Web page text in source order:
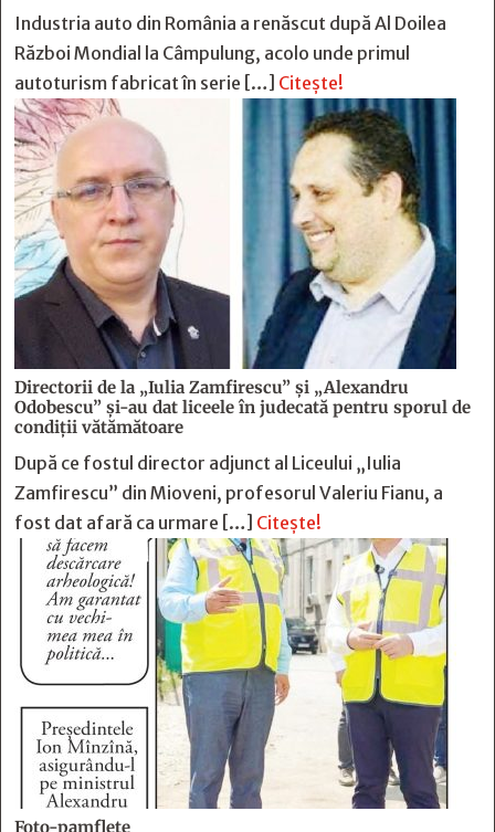
Industria auto din România a renăscut după Al Doilea
Război Mondial la Câmpulung, acolo unde primul
autoturism fabricat în serie […] Citește!
Directorii de la „Iulia Zamfirescu” și „Alexandru
Odobescu” și-au dat liceele în judecată pentru sporul de
condiții vătămătoare
După ce fostul director adjunct al Liceului „Iulia
Zamfirescu” din Mioveni, profesorul Valeriu Fianu, a
fost dat afară ca urmare […] Citește!
Foto-pamflete